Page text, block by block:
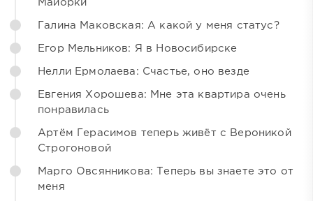
Майорки
Галина Маковская: А какой у меня статус?
Егор Мельников: Я в Новосибирске
Нелли Ермолаева: Счастье, оно везде
Евгения Хорошева: Мне эта квартира очень
понравилась
Артём Герасимов теперь живёт с Вероникой
Строгоновой
Марго Овсянникова: Теперь вы знаете это от
меня